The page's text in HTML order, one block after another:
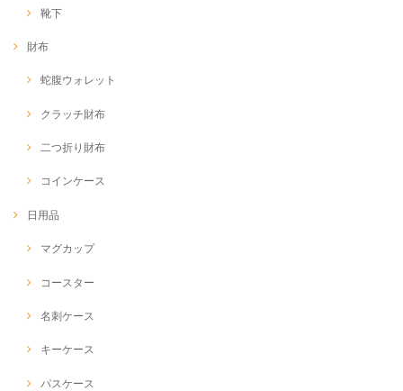
靴下
財布
蛇腹ウォレット
クラッチ財布
二つ折り財布
コインケース
日用品
マグカップ
コースター
名刺ケース
キーケース
パスケース